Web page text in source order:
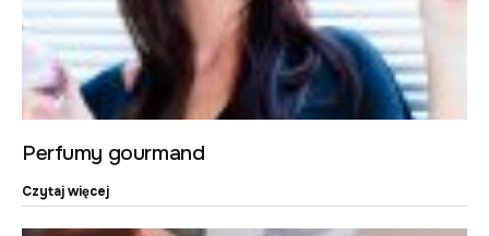
Perfumy gourmand
Czytaj więcej